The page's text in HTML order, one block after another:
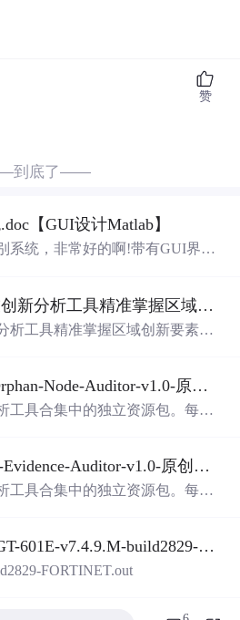
赞
到底了——
【GUI设计Matlab】
系统，非常好的啊!带有GUI界
（GUI），非常容易使用。你只
，它将立即给出准确的识别结
工具，你一定会喜欢它的！
如何通过区域科技创新分析工具精准掌握区域创新要素分布与产业链融合现状？.docx
析工具精准掌握区域创新要素分
Visual-Workflow-Orphan-Node-Auditor-v1.0-原创源码与文档.zip
工具合集中的独立资源包。每个
能清单、MIT License及原创与授
目录，执行npm test验证算法，
、论文、生产日志或其他受限素
用工程、测试审计和课程实践。
Cypress-Flaky-Test-Evidence-Auditor-v1.0-原创源码与文档.zip
工具合集中的独立资源包。每个
能清单、MIT License及原创与授
目录，执行npm test验证算法，
FortiGate-v7.4.9-FGT-601E-v7.4.9.M-build2829-FORTINET.out
FORTINET.out